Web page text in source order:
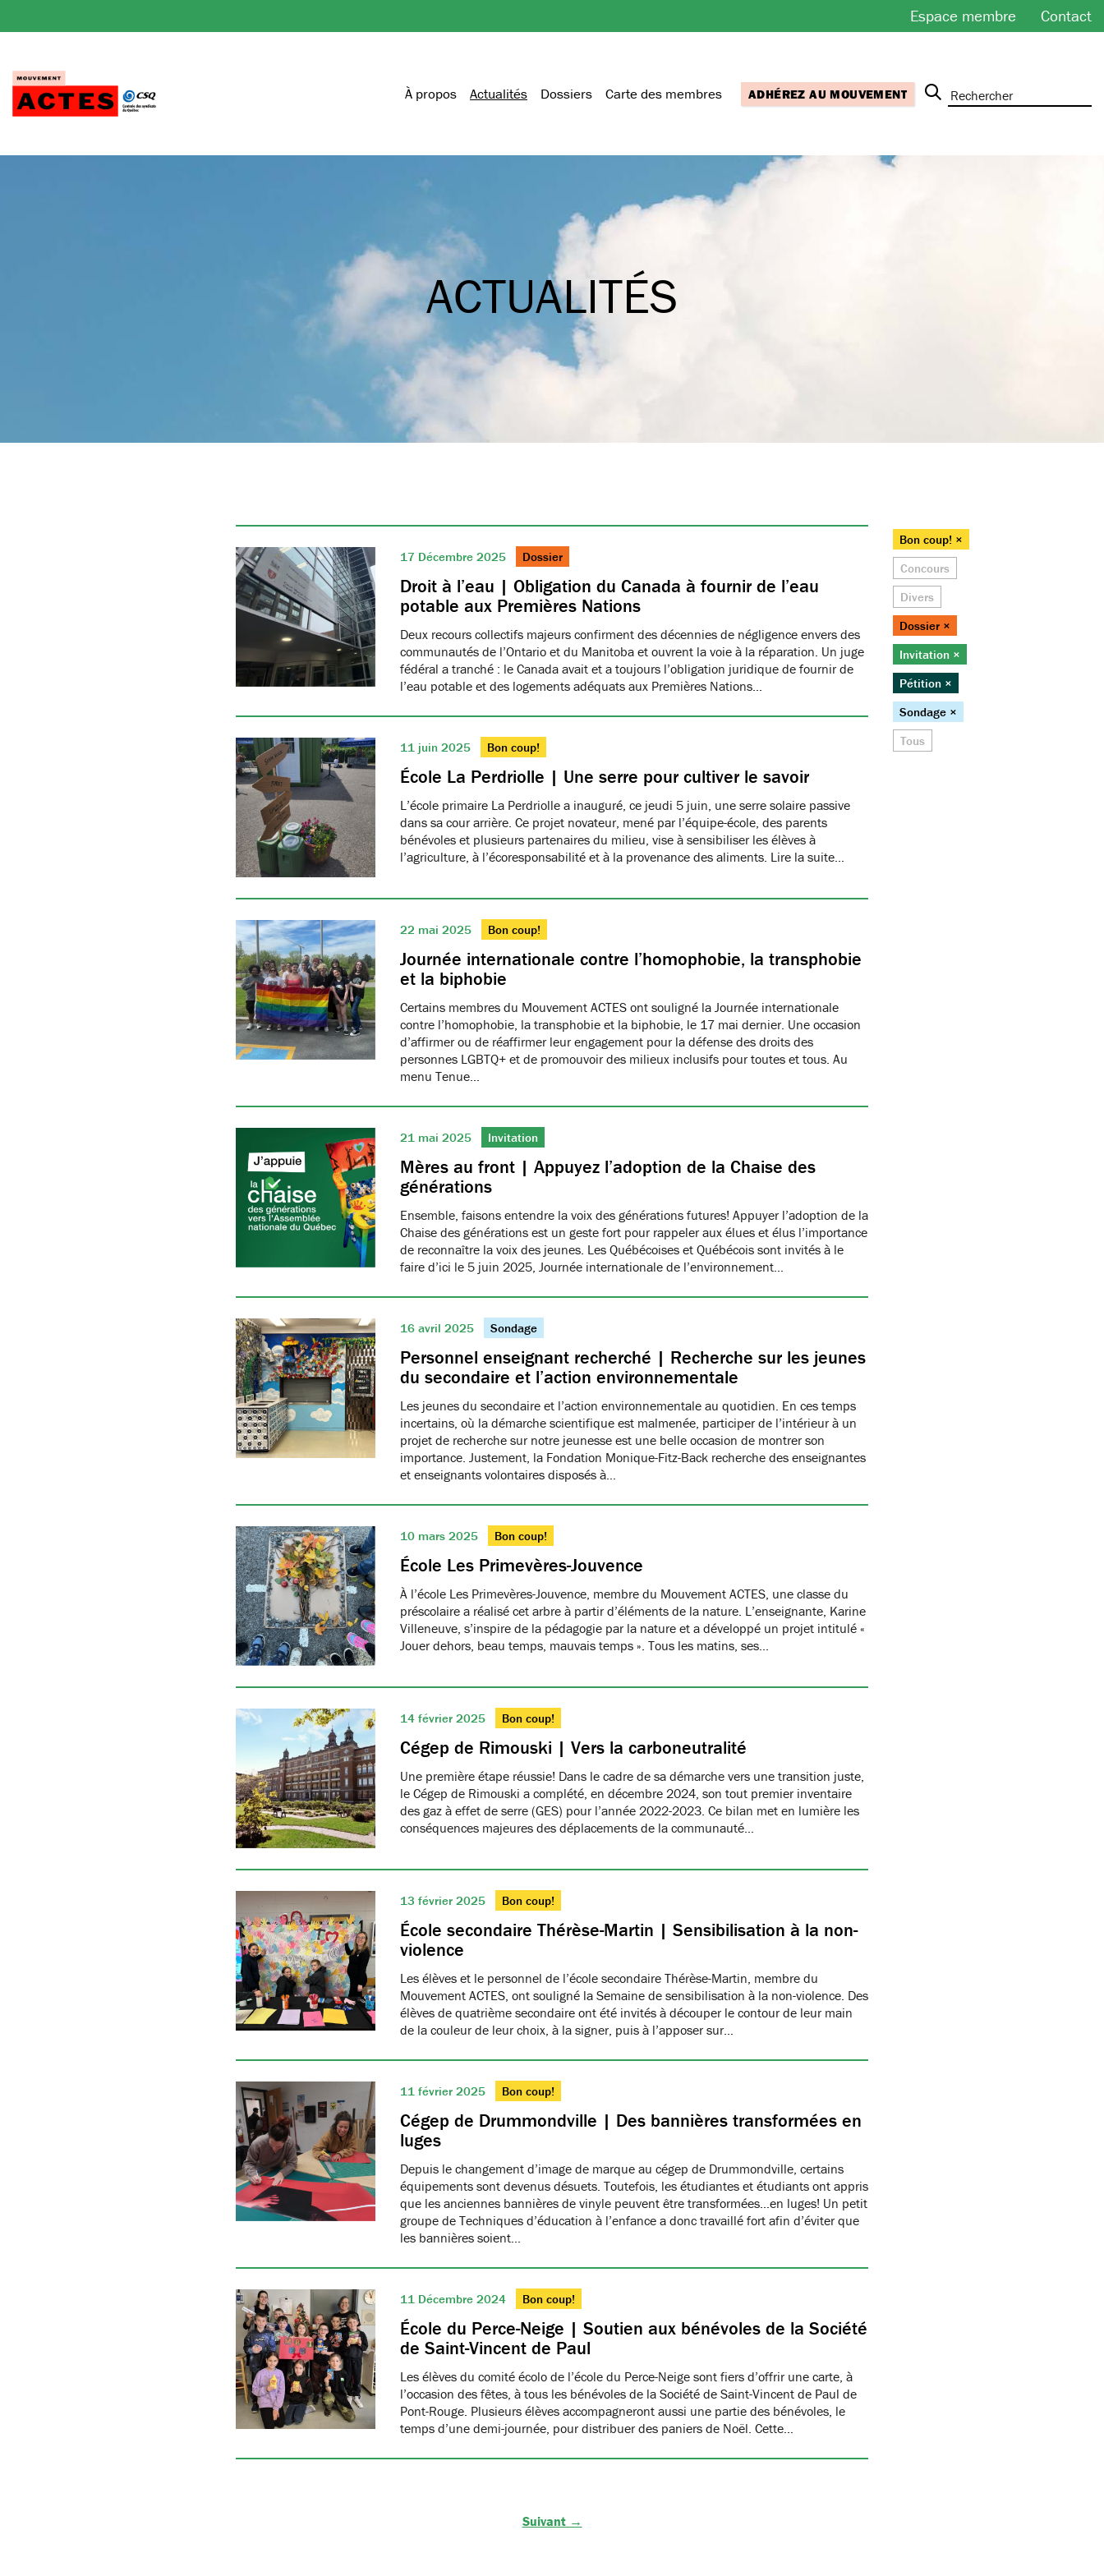
au
Espace membre Contact
À propos Actualités Dossiers Carte des membres ADHÉREZ AU MOUVEMENT
ACTUALITÉS
17 Décembre 2025 Dossier
Droit à l’eau | Obligation du Canada à fournir de l’eau
potable aux Premières Nations
Deux recours collectifs majeurs confirment des décennies de négligence envers des
communautés de l’Ontario et du Manitoba et ouvrent la voie à la réparation. Un juge
fédéral a tranché : le Canada avait et a toujours l’obligation juridique de fournir de
l’eau potable et des logements adéquats aux Premières Nations…
11 juin 2025 Bon coup!
École La Perdriolle | Une serre pour cultiver le savoir
L’école primaire La Perdriolle a inauguré, ce jeudi 5 juin, une serre solaire passive
dans sa cour arrière. Ce projet novateur, mené par l’équipe-école, des parents
bénévoles et plusieurs partenaires du milieu, vise à sensibiliser les élèves à
l’agriculture, à l’écoresponsabilité et à la provenance des aliments. Lire la suite…
22 mai 2025 Bon coup!
Journée internationale contre l’homophobie, la transphobie
et la biphobie
Certains membres du Mouvement ACTES ont souligné la Journée internationale
contre l’homophobie, la transphobie et la biphobie, le 17 mai dernier. Une occasion
d’affirmer ou de réaffirmer leur engagement pour la défense des droits des
personnes LGBTQ+ et de promouvoir des milieux inclusifs pour toutes et tous. Au
menu Tenue…
21 mai 2025 Invitation
Mères au front | Appuyez l’adoption de la Chaise des
générations
Ensemble, faisons entendre la voix des générations futures! Appuyer l’adoption de la
Chaise des générations est un geste fort pour rappeler aux élues et élus l’importance
de reconnaître la voix des jeunes. Les Québécoises et Québécois sont invités à le
faire d’ici le 5 juin 2025, Journée internationale de l’environnement…
16 avril 2025 Sondage
Personnel enseignant recherché | Recherche sur les jeunes
du secondaire et l’action environnementale
Les jeunes du secondaire et l’action environnementale au quotidien. En ces temps
incertains, où la démarche scientifique est malmenée, participer de l’intérieur à un
projet de recherche sur notre jeunesse est une belle occasion de montrer son
importance. Justement, la Fondation Monique-Fitz-Back recherche des enseignantes
et enseignants volontaires disposés à…
10 mars 2025 Bon coup!
École Les Primevères-Jouvence
À l’école Les Primevères-Jouvence, membre du Mouvement ACTES, une classe du
préscolaire a réalisé cet arbre à partir d’éléments de la nature. L’enseignante, Karine
Villeneuve, s’inspire de la pédagogie par la nature et a développé un projet intitulé «
Jouer dehors, beau temps, mauvais temps ». Tous les matins, ses…
14 février 2025 Bon coup!
Cégep de Rimouski | Vers la carboneutralité
Une première étape réussie! Dans le cadre de sa démarche vers une transition juste,
le Cégep de Rimouski a complété, en décembre 2024, son tout premier inventaire
des gaz à effet de serre (GES) pour l’année 2022-2023. Ce bilan met en lumière les
conséquences majeures des déplacements de la communauté…
13 février 2025 Bon coup!
École secondaire Thérèse-Martin | Sensibilisation à la non-
violence
Les élèves et le personnel de l’école secondaire Thérèse-Martin, membre du
Mouvement ACTES, ont souligné la Semaine de sensibilisation à la non-violence. Des
élèves de quatrième secondaire ont été invités à découper le contour de leur main
de la couleur de leur choix, à la signer, puis à l’apposer sur…
11 février 2025 Bon coup!
Cégep de Drummondville | Des bannières transformées en
luges
Depuis le changement d’image de marque au cégep de Drummondville, certains
équipements sont devenus désuets. Toutefois, les étudiantes et étudiants ont appris
que les anciennes bannières de vinyle peuvent être transformées…en luges! Un petit
groupe de Techniques d’éducation à l’enfance a donc travaillé fort afin d’éviter que
les bannières soient…
11 Décembre 2024 Bon coup!
École du Perce-Neige | Soutien aux bénévoles de la Société
de Saint-Vincent de Paul
Les élèves du comité écolo de l’école du Perce-Neige sont fiers d’offrir une carte, à
l’occasion des fêtes, à tous les bénévoles de la Société de Saint-Vincent de Paul de
Pont-Rouge. Plusieurs élèves accompagneront aussi une partie des bénévoles, le
temps d’une demi-journée, pour distribuer des paniers de Noël. Cette…
Bon coup! ×
Concours
Divers
Dossier ×
Invitation ×
Pétition ×
Sondage ×
Tous
Suivant →